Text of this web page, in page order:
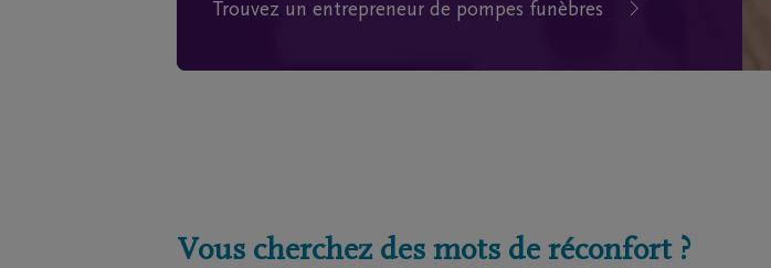
Trouvez un entrepreneur de pompes funèbres
Vous cherchez des mots de réconfort ?